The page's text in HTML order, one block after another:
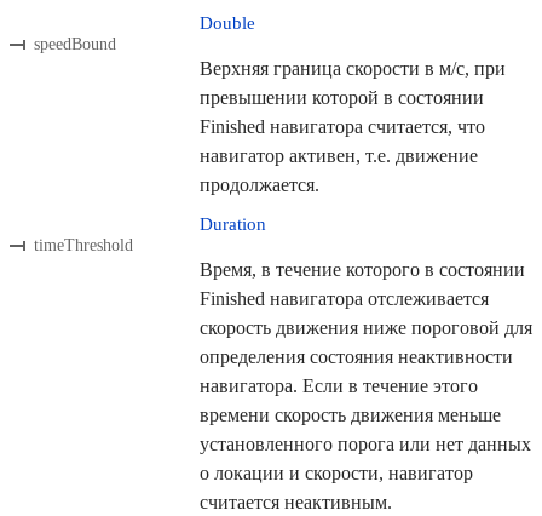
speedBound
Double
Верхняя граница скорости в м/с, при
превышении которой в состоянии
Finished навигатора считается, что
навигатор активен, т.е. движение
продолжается.
timeThreshold
Duration
Время, в течение которого в состоянии
Finished навигатора отслеживается
скорость движения ниже пороговой для
определения состояния неактивности
навигатора. Если в течение этого
времени скорость движения меньше
установленного порога или нет данных
о локации и скорости, навигатор
считается неактивным.